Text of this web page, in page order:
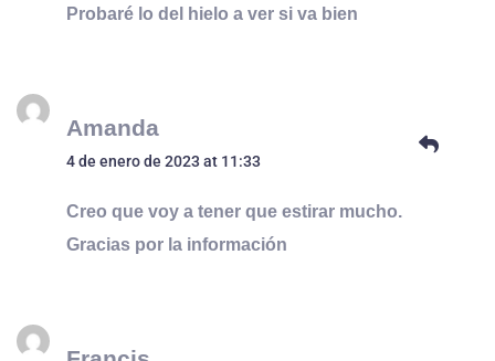
Probaré lo del hielo a ver si va bien
Amanda
4 de enero de 2023 at 11:33
Creo que voy a tener que estirar mucho.
Gracias por la información